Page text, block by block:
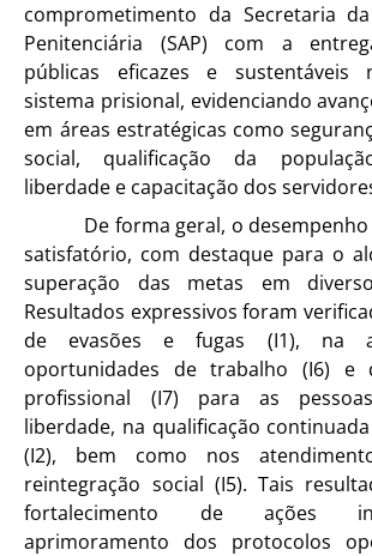
comprometimento da Secretaria
Penitenciária (SAP) com a
públicas eficazes e
sistema prisional, evidenciando
em áreas estratégicas como
social, qualificação da
liberdade e capacitação dos
De forma geral, o
satisfatório, com destaque para o
superação das metas em
Resultados expressivos foram
de evasões e fugas (I1), na
oportunidades de trabalho (I6) e
profissional (I7) para as
liberdade, na qualificação
(I2), bem como nos
reintegração social (I5). Tais
fortalecimento de ações
aprimoramento dos protocolos